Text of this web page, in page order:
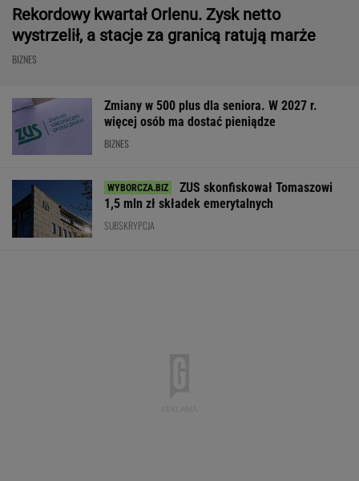
Rekordowy kwartał Orlenu. Zysk netto
wystrzelił, a stacje za granicą ratują marże
BIZNES
Zmiany w 500 plus dla seniora. W 2027 r.
więcej osób ma dostać pieniądze
BIZNES
ZUS skonfiskował Tomaszowi
1,5 mln zł składek emerytalnych
SUBSKRYPCJA